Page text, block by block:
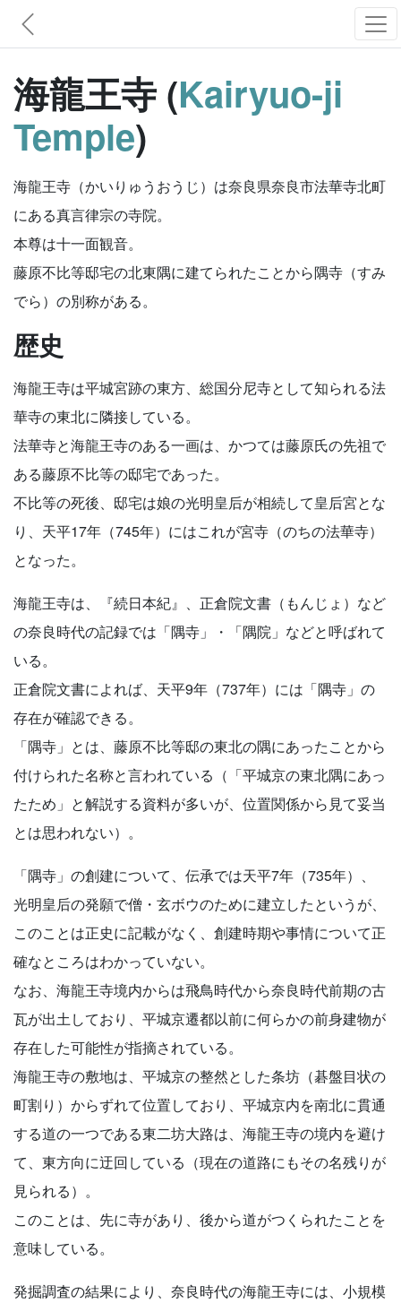
海龍王寺 (Kairyuo-ji
Temple)
海龍王寺（かいりゅうおうじ）は奈良県奈良市法華寺北町
にある真言律宗の寺院。
本尊は十一面観音。
藤原不比等邸宅の北東隅に建てられたことから隅寺（すみ
でら）の別称がある。
歴史
海龍王寺は平城宮跡の東方、総国分尼寺として知られる法
華寺の東北に隣接している。
法華寺と海龍王寺のある一画は、かつては藤原氏の先祖で
ある藤原不比等の邸宅であった。
不比等の死後、邸宅は娘の光明皇后が相続して皇后宮とな
り、天平17年（745年）にはこれが宮寺（のちの法華寺）
となった。
海龍王寺は、『続日本紀』、正倉院文書（もんじょ）など
の奈良時代の記録では「隅寺」・「隅院」などと呼ばれて
いる。
正倉院文書によれば、天平9年（737年）には「隅寺」の
存在が確認できる。
「隅寺」とは、藤原不比等邸の東北の隅にあったことから
付けられた名称と言われている（「平城京の東北隅にあっ
たため」と解説する資料が多いが、位置関係から見て妥当
とは思われない）。
「隅寺」の創建について、伝承では天平7年（735年）、
光明皇后の発願で僧・玄ボウのために建立したというが、
このことは正史に記載がなく、創建時期や事情について正
確なところはわかっていない。
なお、海龍王寺境内からは飛鳥時代から奈良時代前期の古
瓦が出土しており、平城京遷都以前に何らかの前身建物が
存在した可能性が指摘されている。
海龍王寺の敷地は、平城京の整然とした条坊（碁盤目状の
町割り）からずれて位置しており、平城京内を南北に貫通
する道の一つである東二坊大路は、海龍王寺の境内を避け
て、東方向に迂回している（現在の道路にもその名残りが
見られる）。
このことは、先に寺があり、後から道がつくられたことを
意味している。
発掘調査の結果により、奈良時代の海龍王寺には、小規模